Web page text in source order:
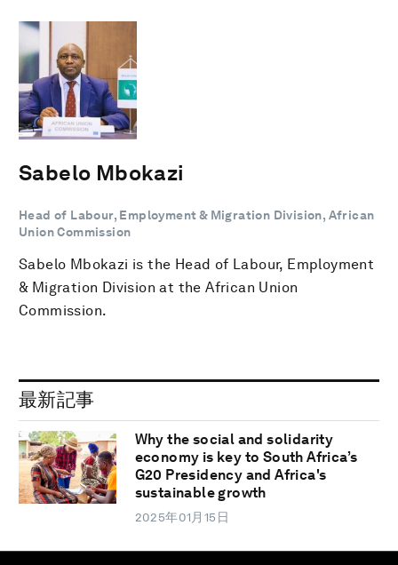
Sabelo Mbokazi
Head of Labour, Employment & Migration Division, African
Union Commission
Sabelo Mbokazi is the Head of Labour, Employment
& Migration Division at the African Union
Commission.
最新記事
Why the social and solidarity
economy is key to South Africa’s
G20 Presidency and Africa's
sustainable growth
2025年01月15日